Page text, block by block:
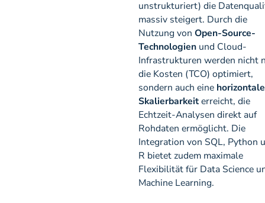
unstrukturiert) die
massiv steigert. Durch die
Nutzung von Open-Source-
Technologienund Cloud-
Infrastrukturen werden nicht
die Kosten (TCO) optimiert,
sondern auch eine horizontale
Skalierbarkeiterreicht, die
Echtzeit-Analysen direkt auf
Rohdaten ermöglicht. Die
Integration von SQL, Python
R bietet zudem maximale
Flexibilität für Data Science
Machine Learning.